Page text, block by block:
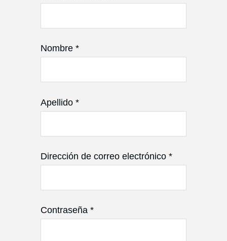
Nombre *
Apellido *
Dirección de correo electrónico *
Contraseña *